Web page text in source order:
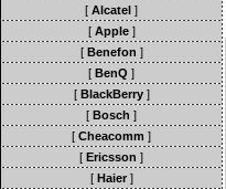
[ Alcatel ]
[ Apple]
[ Benefon ]
[ BenQ ]
[ BlackBerry]
[ Bosch ]
[ Cheacomm ]
[ Ericsson ]
[ Haier]